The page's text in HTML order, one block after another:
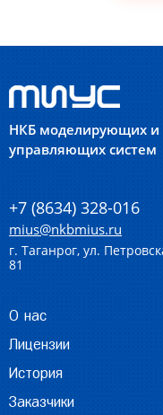
НКБ моделирующих и
управляющих систем
+7 (8634) 328-016
mius@nkbmius.ru
г. Таганрог, ул.
81
О нас
Лицензии
История
Заказчики